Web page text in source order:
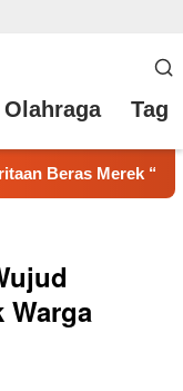
Olahraga Tag
Tidak Ada